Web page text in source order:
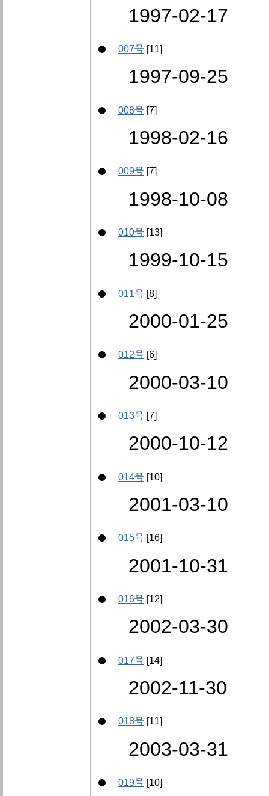
1997-02-17
007号 [11]
1997-09-25
008号 [7]
1998-02-16
009号 [7]
1998-10-08
010号 [13]
1999-10-15
011号 [8]
2000-01-25
012号 [6]
2000-03-10
013号 [7]
2000-10-12
014号 [10]
2001-03-10
015号 [16]
2001-10-31
016号 [12]
2002-03-30
017号 [14]
2002-11-30
018号 [11]
2003-03-31
019号 [10]